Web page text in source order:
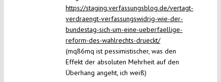
https://staging.verfassungsblog.de/vertagt-
verdraengt-verfassungswidrig-wie-der-
bundestag-sich-um-eine-ueberfaellige-
reform-des-wahlrechts-drueckt/
(mq86mq ist pessimistischer, was den
Effekt der absoluten Mehrheit auf den
Überhang angeht, ich weiß)